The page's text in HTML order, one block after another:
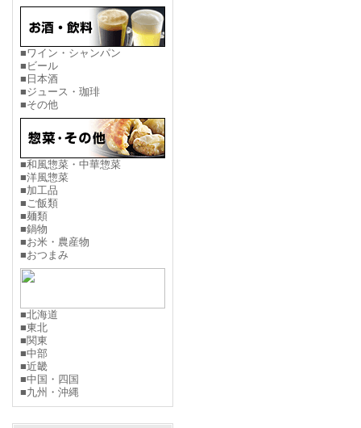
■ワイン・シャンパン
■ビール
■日本酒
■ジュース・珈琲
■その他
■和風惣菜・中華惣菜
■洋風惣菜
■加工品
■ご飯類
■麺類
■鍋物
■お米・農産物
■おつまみ
■北海道
■東北
■関東
■中部
■近畿
■中国・四国
■九州・沖縄